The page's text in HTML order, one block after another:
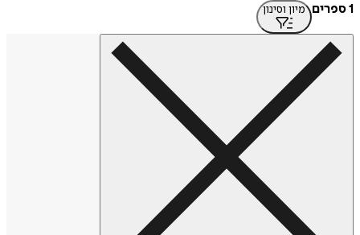
"מילים צרות מלהכיל", (1994)
"מילים צרות מלהכיל", (2016)
"שירים לילדים מבוגרים", (2020)
"מלידה ועד שנה", (2020).
כמו כן היה שותף בכתיבה ובעריכה של שני ספרי לימוד: "ממשל
ופוליטיקה, (1995) ו"פה פוליטיקה" (1996).
1 ספרים מיון וסינון